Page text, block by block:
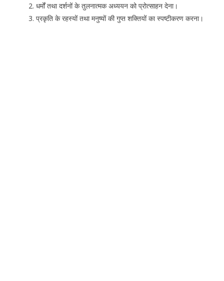
धर्मों तथा दर्शनों के तुलनात्मक अध्ययन को प्रोत्साहन देना।
प्रकृति के रहस्यों तथा मनुष्यों की गुप्त शक्तियों का स्पष्टीकरण करना।